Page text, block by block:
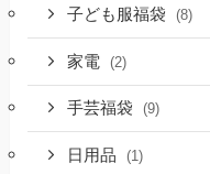
子ども服福袋 (8)
家電 (2)
手芸福袋 (9)
日用品 (1)